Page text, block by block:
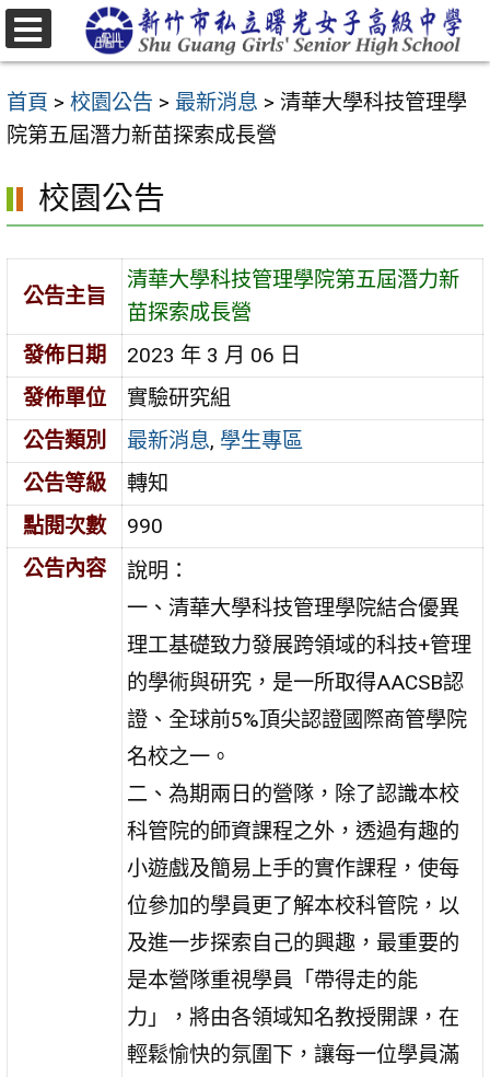
跳
至
要
內
區
首頁 > 校園公告 > 最新消息 > 清華大學科技管理學
院第五屆潛力新苗探索成長營
校園公告
公告主旨
清華大學科技管理學院第五屆潛力新
苗探索成長營
發佈日期
2023 年 3 月 06 日
發佈單位
實驗研究組
公告類別
最新消息, 學生專區
公告等級
轉知
點閱次數
990
公告內容
說明：
一、清華大學科技管理學院結合優異
理工基礎致力發展跨領域的科技+管理
的學術與研究，是一所取得AACSB認
證、全球前5%頂尖認證國際商管學院
名校之一。
二、為期兩日的營隊，除了認識本校
科管院的師資課程之外，透過有趣的
小遊戲及簡易上手的實作課程，使每
位參加的學員更了解本校科管院，以
及進一步探索自己的興趣，最重要的
是本營隊重視學員「帶得走的能
力」，將由各領域知名教授開課，在
輕鬆愉快的氛圍下，讓每一位學員滿
選
單